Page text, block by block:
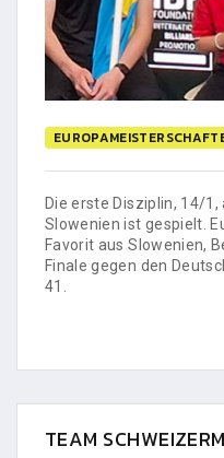
Die erste Disziplin, 14/
Slowenien ist gespielt.
Favorit aus Slowenien,
Finale gegen den
41.
TEAM